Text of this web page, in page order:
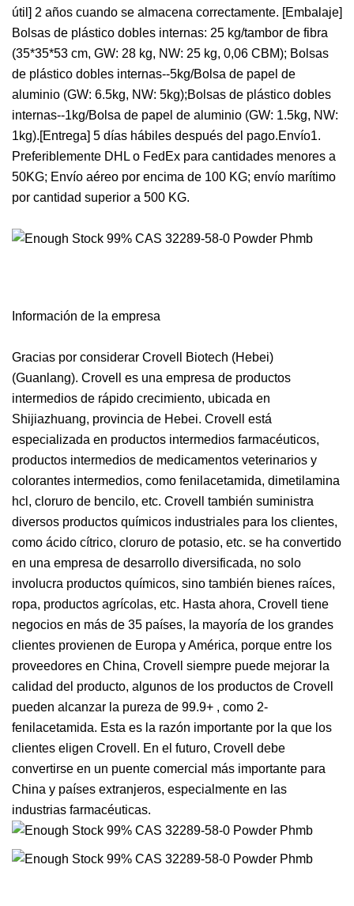
útil] 2 años cuando se almacena correctamente. [Embalaje]
Bolsas de plástico dobles internas: 25 kg/tambor de fibra
(35*35*53 cm, GW: 28 kg, NW: 25 kg, 0,06 CBM); Bolsas
de plástico dobles internas--5kg/Bolsa de papel de
aluminio (GW: 6.5kg, NW: 5kg);Bolsas de plástico dobles
internas--1kg/Bolsa de papel de aluminio (GW: 1.5kg, NW:
1kg).[Entrega] 5 días hábiles después del pago.Envío1.
Preferiblemente DHL o FedEx para cantidades menores a
50KG; Envío aéreo por encima de 100 KG; envío marítimo
por cantidad superior a 500 KG.
Información de la empresa
Gracias por considerar Crovell Biotech (Hebei)
(Guanlang). Crovell es una empresa de productos
intermedios de rápido crecimiento, ubicada en
Shijiazhuang, provincia de Hebei. Crovell está
especializada en productos intermedios farmacéuticos,
productos intermedios de medicamentos veterinarios y
colorantes intermedios, como fenilacetamida, dimetilamina
hcl, cloruro de bencilo, etc. Crovell también suministra
diversos productos químicos industriales para los clientes,
como ácido cítrico, cloruro de potasio, etc. se ha convertido
en una empresa de desarrollo diversificada, no solo
involucra productos químicos, sino también bienes raíces,
ropa, productos agrícolas, etc. Hasta ahora, Crovell tiene
negocios en más de 35 países, la mayoría de los grandes
clientes provienen de Europa y América, porque entre los
proveedores en China, Crovell siempre puede mejorar la
calidad del producto, algunos de los productos de Crovell
pueden alcanzar la pureza de 99.9+ , como 2-
fenilacetamida. Esta es la razón importante por la que los
clientes eligen Crovell. En el futuro, Crovell debe
convertirse en un puente comercial más importante para
China y países extranjeros, especialmente en las
industrias farmacéuticas.